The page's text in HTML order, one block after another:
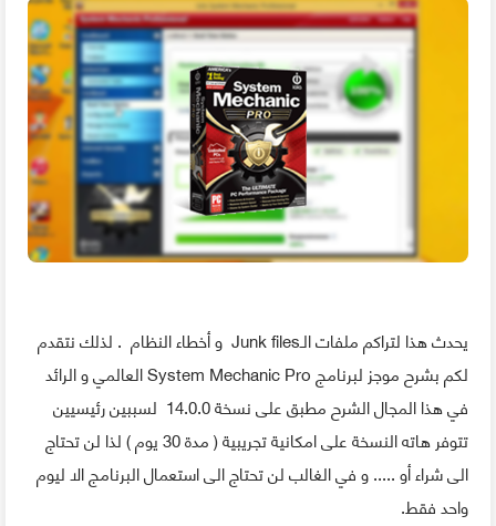
يحدث هذا لتراكم ملفات الـJunk files و أخطاء النظام . لذلك نتقدم
لكم بشرح موجز لبرنامج System Mechanic Pro العالمي و الرائد
في هذا المجال الشرح مطبق على نسخة 14.0.0 لسببين رئيسيين
تتوفر هاته النسخة على امكانية تجريبية ( مدة 30 يوم ) لذا لن تحتاج
الى شراء أو ..... و في الغالب لن تحتاج الى استعمال البرنامج الا ليوم
واحد فقط.